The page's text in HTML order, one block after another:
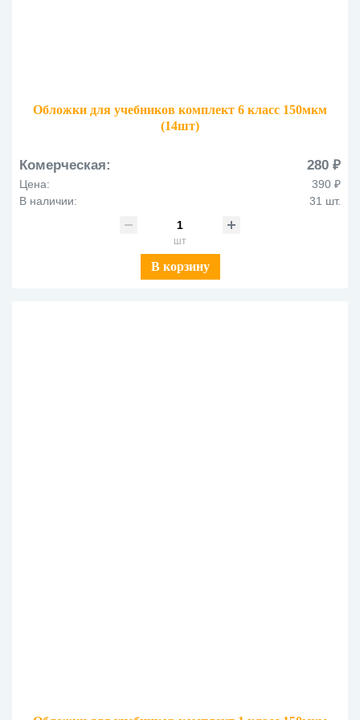
Обложки для учебников комплект 6 класс 150мкм
(14шт)
Комерческая: 280 ₽
Цена:
390 ₽
В наличии:
31 шт.
шт
В корзину